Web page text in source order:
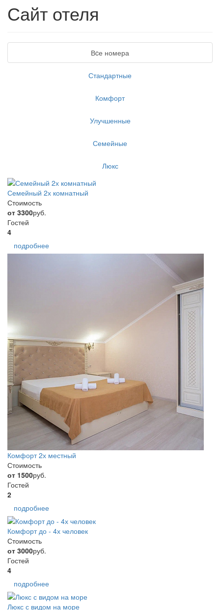
Сайт отеля
Вcе номера
Стандартные
Комфорт
Улучшенные
Семейные
Люкс
Семейный 2х комнатный
Стоимость
от 3300руб.
Гостей
4
подробнее
Комфорт 2х местный
Стоимость
от 1500руб.
Гостей
2
подробнее
Комфорт до - 4х человек
Стоимость
от 3000руб.
Гостей
4
подробнее
Люкс с видом на море